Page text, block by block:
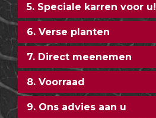
5. Speciale karren voor u!
6. Verse planten
7. Direct meenemen
8. Voorraad
9. Ons advies aan u